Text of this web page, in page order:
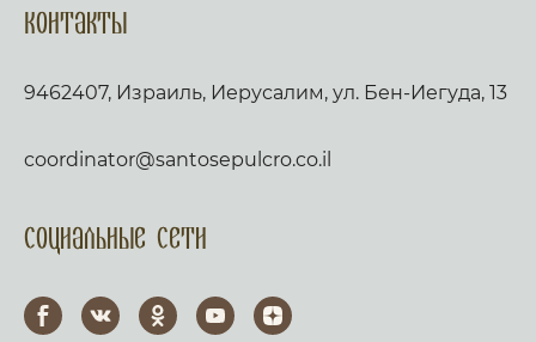
Контакты
9462407, Израиль, Иерусалим, ул. Бен-Иегуда, 13
coordinator@santosepulcro.co.il
Социальные сети